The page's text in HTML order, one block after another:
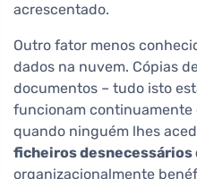
acrescentado.
Outro fator menos
dados na nuvem. Cópias
documentos – tudo isto
funcionam continuamente
quando ninguém lhes
ficheiros desnecessários
organizacionalmente